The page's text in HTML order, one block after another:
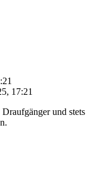
17:21
und stets